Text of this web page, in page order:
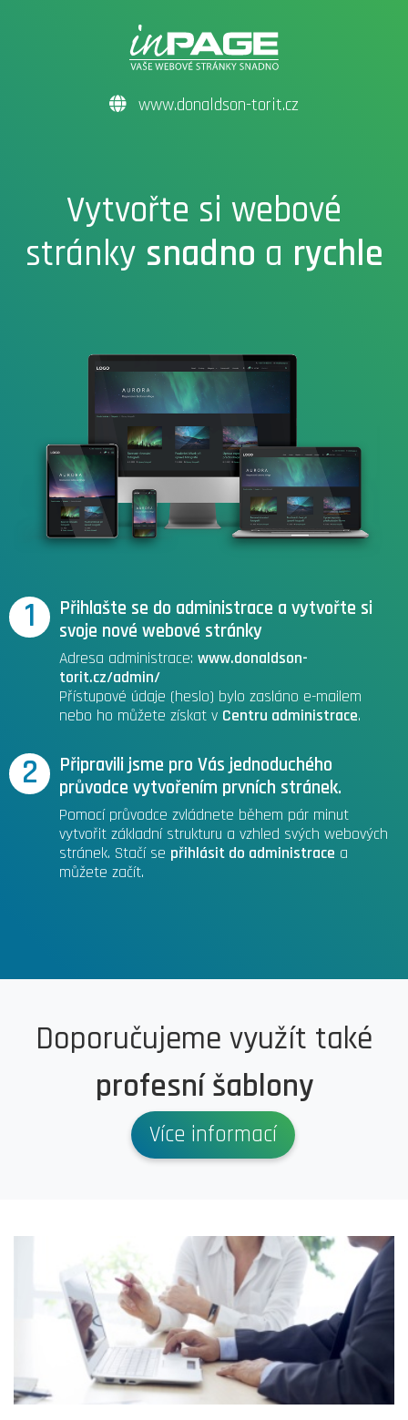
www.donaldson-torit.cz
Vytvořte si webové
stránky snadno a rychle
1
Přihlašte se do administrace a vytvořte si
svoje nové webové stránky
Adresa administrace: www.donaldson-
torit.cz/admin/
Přístupové údaje (heslo) bylo zasláno e-mailem
nebo ho můžete získat v Centru administrace.
2
Připravili jsme pro Vás jednoduchého
průvodce vytvořením prvních stránek.
Pomocí průvodce zvládnete během pár minut
vytvořit základní strukturu a vzhled svých webových
stránek. Stačí se přihlásit do administrace a
můžete začít.
Doporučujeme využít také
profesní šablony
Více informací